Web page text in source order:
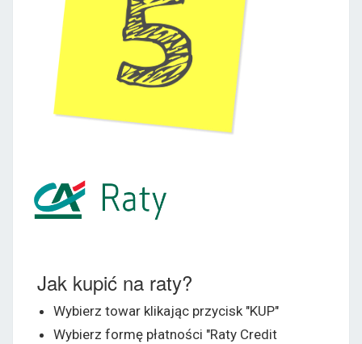
Jak kupić na raty?
Wybierz towar klikając przycisk "KUP"
Wybierz formę płatności "Raty Credit